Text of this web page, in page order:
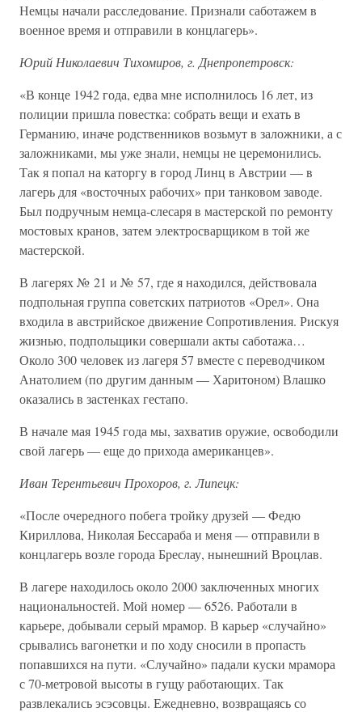
Немцы начали расследование. Признали саботажем в
военное время и отправили в концлагерь».
Юрий Николаевич Тихомиров, г. Днепропетровск:
«В конце 1942 года, едва мне исполнилось 16 лет, из
полиции пришла повестка: собрать вещи и ехать в
Германию, иначе родственников возьмут в заложники, а с
заложниками, мы уже знали, немцы не церемонились.
Так я попал на каторгу в город Линц в Австрии — в
лагерь для «восточных рабочих» при танковом заводе.
Был подручным немца-слесаря в мастерской по ремонту
мостовых кранов, затем электросварщиком в той же
мастерской.
В лагерях № 21 и № 57, где я находился, действовала
подпольная группа советских патриотов «Орел». Она
входила в австрийское движение Сопротивления. Рискуя
жизнью, подпольщики совершали акты саботажа…
Около 300 человек из лагеря 57 вместе с переводчиком
Анатолием (по другим данным — Харитоном) Влашко
оказались в застенках гестапо.
В начале мая 1945 года мы, захватив оружие, освободили
свой лагерь — еще до прихода американцев».
Иван Терентьевич Прохоров, г. Липецк:
«После очередного побега тройку друзей — Федю
Кириллова, Николая Бессараба и меня — отправили в
концлагерь возле города Бреслау, нынешний Вроцлав.
В лагере находилось около 2000 заключенных многих
национальностей. Мой номер — 6526. Работали в
карьере, добывали серый мрамор. В карьер «случайно»
срывались вагонетки и по ходу сносили в пропасть
попавшихся на пути. «Случайно» падали куски мрамора
с 70-метровой высоты в гущу работающих. Так
развлекались эсэсовцы. Ежедневно, возвращаясь со